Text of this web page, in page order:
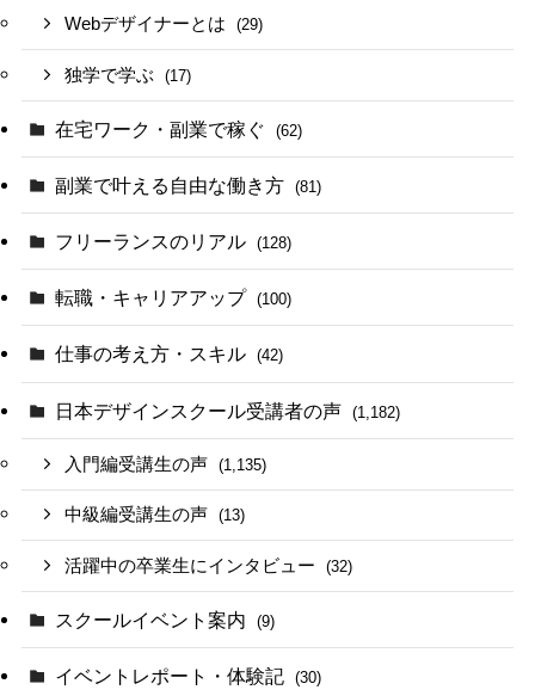
Webデザイナーとは (29)
独学で学ぶ (17)
在宅ワーク・副業で稼ぐ (62)
副業で叶える自由な働き方 (81)
フリーランスのリアル (128)
転職・キャリアアップ (100)
仕事の考え方・スキル (42)
日本デザインスクール受講者の声 (1,182)
入門編受講生の声 (1,135)
中級編受講生の声 (13)
活躍中の卒業生にインタビュー (32)
スクールイベント案内 (9)
イベントレポート・体験記 (30)